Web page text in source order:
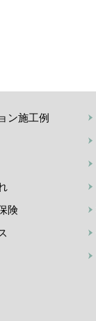
ン施工例
険